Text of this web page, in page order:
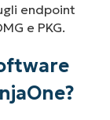
endpoint
e PKG.